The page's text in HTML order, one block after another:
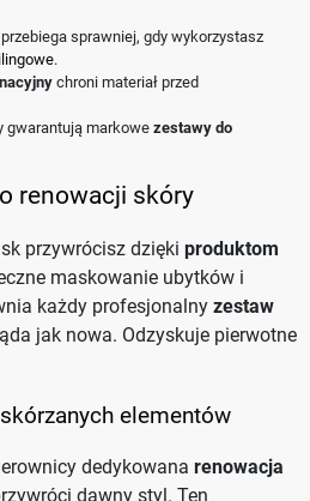
sprawniej, gdy wykorzystasz
.
chroni materiał przed
gwarantują markowezestawy do
renowacji skóry
przywrócisz dzięki produktom
maskowanie ubytków i
każdy profesjonalny zestaw
jak nowa. Odzyskuje pierwotne
elementów
dedykowana renowacja
dawny styl. Ten